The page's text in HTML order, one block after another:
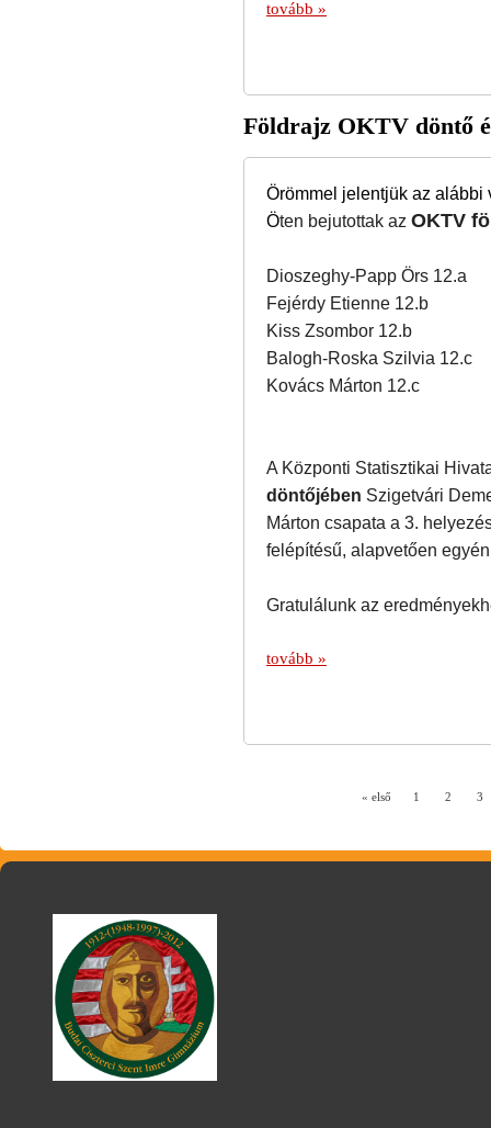
tovább »
Földrajz OKTV döntő
Örömmel jelentjük az alábbi
Öten bejutottak az OKTV
Dioszeghy-Papp Örs 12.a
Fejérdy Etienne 12.b
Kiss Zsombor 12.b
Balogh-Roska Szilvia 12.c
Kovács Márton 12.c
A Központi Statisztikai
döntőjében Szigetvári
Márton csapata a 3.
felépítésű, alapvetően
Gratulálunk az
tovább »
« első 1 2 3